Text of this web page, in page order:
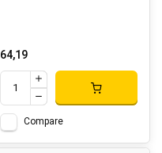
64,19
Compare